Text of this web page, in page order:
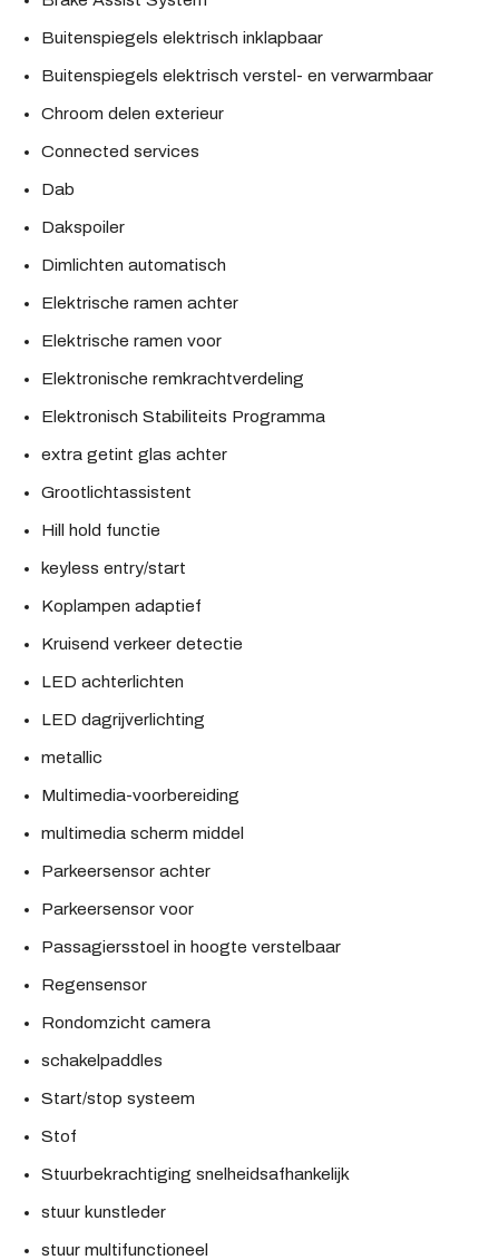
Buitenspiegels elektrisch inklapbaar
Buitenspiegels elektrisch verstel- en verwarmbaar
Chroom delen exterieur
Connected services
Dab
Dakspoiler
Dimlichten automatisch
Elektrische ramen achter
Elektrische ramen voor
Elektronische remkrachtverdeling
Elektronisch Stabiliteits Programma
extra getint glas achter
Grootlichtassistent
Hill hold functie
keyless entry/start
Koplampen adaptief
Kruisend verkeer detectie
LED achterlichten
LED dagrijverlichting
metallic
Multimedia-voorbereiding
multimedia scherm middel
Parkeersensor achter
Parkeersensor voor
Passagiersstoel in hoogte verstelbaar
Regensensor
Rondomzicht camera
schakelpaddles
Start/stop systeem
Stof
Stuurbekrachtiging snelheidsafhankelijk
stuur kunstleder
stuur multifunctioneel